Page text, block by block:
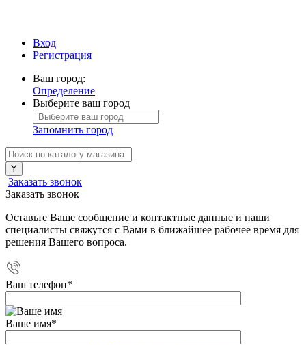
Вход
Регистрация
Ваш город:
Определение
Выберите ваш город
Запомнить город
Заказать звонок
Заказать звонок
Оставьте Ваше сообщение и контактные данные и наши
специалисты свяжутся с Вами в ближайшее рабочее время для
решения Вашего вопроса.
Ваш телефон*
Ваше имя*